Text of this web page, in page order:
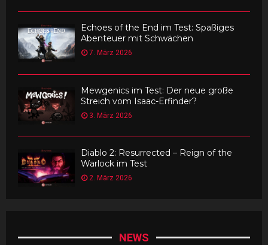
Echoes of the End im Test: Spaßiges
Abenteuer mit Schwächen
7. März 2026
Mewgenics im Test: Der neue große
Streich vom Isaac-Erfinder?
3. März 2026
Diablo 2: Resurrected – Reign of the
Warlock im Test
2. März 2026
NEWS